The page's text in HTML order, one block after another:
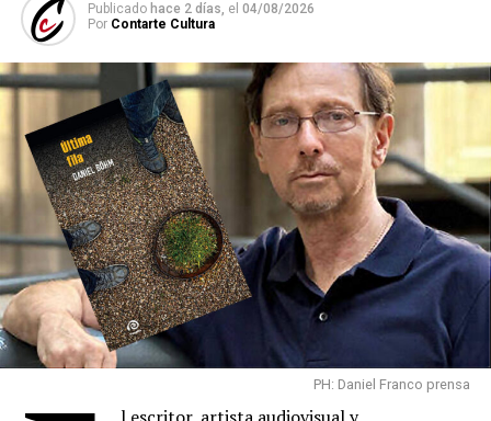
Publicado hace 2 días, el 04/08/2026
Por Contarte Cultura
PH: Daniel Franco prensa